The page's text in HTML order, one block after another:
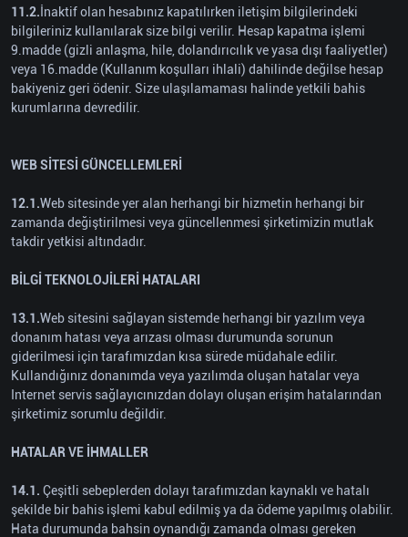
11.2. İnaktif olan hesabınız kapatılırken iletişim bilgilerindeki
bilgileriniz kullanılarak size bilgi verilir. Hesap kapatma işlemi
9.madde (gizli anlaşma, hile, dolandırıcılık ve yasa dışı faaliyetler)
veya 16.madde (Kullanım koşulları ihlali) dahilinde değilse hesap
bakiyeniz geri ödenir. Size ulaşılamaması halinde yetkili bahis
kurumlarına devredilir.
WEB SİTESİ GÜNCELLEMLERİ
12.1.Web sitesinde yer alan herhangi bir hizmetin herhangi bir
zamanda değiştirilmesi veya güncellenmesi şirketimizin mutlak
takdir yetkisi altındadır.
BİLGİ TEKNOLOJİLERİ HATALARI
13.1.Web sitesini sağlayan sistemde herhangi bir yazılım veya
donanım hatası veya arızası olması durumunda sorunun
giderilmesi için tarafımızdan kısa sürede müdahale edilir.
Kullandığınız donanımda veya yazılımda oluşan hatalar veya
Internet servis sağlayıcınızdan dolayı oluşan erişim hatalarından
şirketimiz sorumlu değildir.
HATALAR VE İHMALLER
14.1. Çeşitli sebeplerden dolayı tarafımızdan kaynaklı ve hatalı
şekilde bir bahis işlemi kabul edilmiş ya da ödeme yapılmış olabilir.
Hata durumunda bahsin oynandığı zamanda olması gereken